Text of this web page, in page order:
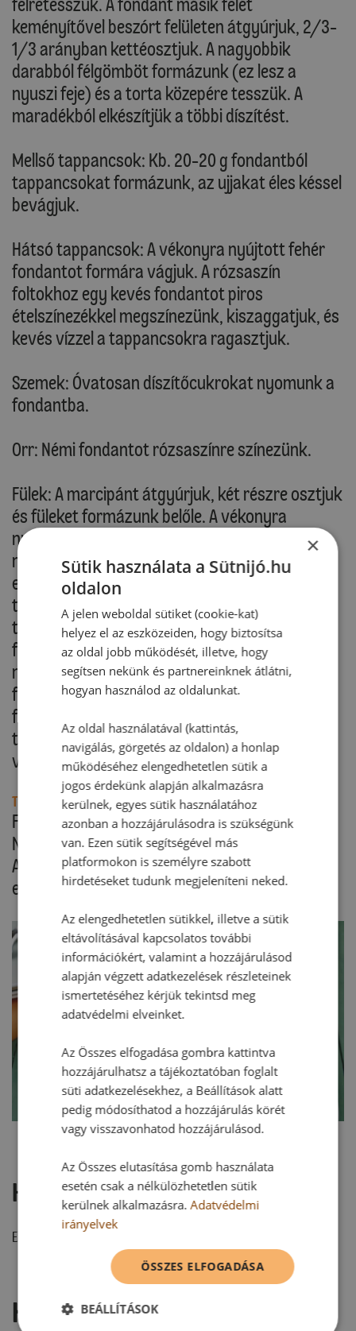
keményítővel beszórt felületen átgyúrjuk, 2/3-
1/3 arányban kettéosztjuk. A nagyobbik
darabból félgömböt formázunk (ez lesz a
nyuszi feje) és a torta közepére tesszük. A
maradékból elkészítjük a többi díszítést.
Mellső tappancsok: Kb. 20-20 g fondantból
tappancsokat formázunk, az ujjakat éles késsel
bevágjuk.
Hátsó tappancsok: A vékonyra nyújtott fehér
fondantot formára vágjuk. A rózsaszín
foltokhoz egy kevés fondantot piros
ételszínezékkel megszínezünk, kiszaggatjuk, és
kevés vízzel a tappancsokra ragasztjuk.
Szemek: Óvatosan díszítőcukrokat nyomunk a
fondantba.
Orr: Némi fondantot rózsaszínre színezünk.
Fülek: A marcipánt átgyúrjuk, két részre osztjuk
és füleket formázunk belőle. A vékonyra
nyújtott fehér fondanttal becsomagoljuk a
marcipán füleket. Óvatosan átszúrunk rajtuk
egy-egy hurkapálcát, majd a fejbe szúrjuk. A
torta tetejére fehér és sárga fondantból
tojásokat, virágokat készítünk. A maradék
fondantot sárga és piros ételszínezékkel
narancssárgára színezzük, majd kis répákat
formázunk belőle. A végeikre a maradék zöld
fondantból szárakat készítünk. A
tappancsokat, orrot és a többi díszt kevés
vízzel a tortára illesztjük.
Tipp:
Fogyasztás előtt távolítsa el a hurkapálcákat a
Nyuszi torta süteményből.
A nyuszik és a sütemény fondant díszítéséhez
eltérő színű ételfestéket is használhatunk.
Hozzászólások
Ehhez a recepthez még nem érkezett hozzászólás.
Hozzászólás írása
×
Sütik használata a Sütnijó.hu
oldalon
A jelen weboldal sütiket (cookie-kat)
helyez el az eszközeiden, hogy biztosítsa
az oldal jobb működését, illetve, hogy
segítsen nekünk és partnereinknek átlátni,
hogyan használod az oldalunkat.
Az oldal használatával (kattintás,
navigálás, görgetés az oldalon) a honlap
működéséhez elengedhetetlen sütik a
jogos érdekünk alapján alkalmazásra
kerülnek, egyes sütik használatához
azonban a hozzájárulásodra is szükségünk
van. Ezen sütik segítségével más
platformokon is személyre szabott
hirdetéseket tudunk megjeleníteni neked.
Az elengedhetetlen sütikkel, illetve a sütik
eltávolításával kapcsolatos további
információkért, valamint a hozzájárulásod
alapján végzett adatkezelések részleteinek
ismertetéséhez kérjük tekintsd meg
adatvédelmi elveinket.
Az Összes elfogadása gombra kattintva
hozzájárulhatsz a tájékoztatóban foglalt
süti adatkezelésekhez, a Beállítások alatt
pedig módosíthatod a hozzájárulás körét
vagy visszavonhatod hozzájárulásod.
Az Összes elutasítása gomb használata
esetén csak a nélkülözhetetlen sütik
kerülnek alkalmazásra.Adatvédelmi
irányelvek
ÖSSZES ELFOGADÁSA
BEÁLLÍTÁSOK